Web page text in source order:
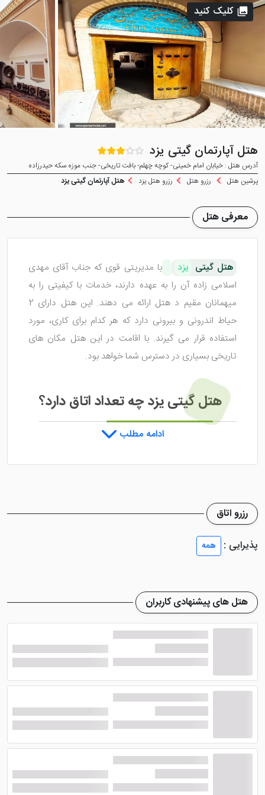
هتل آپارتمان گیتی یزد
آدرس هتل : خیابان امام خمینی- کوچه چهلم- بافت تاریخی- جنب موزه سکه حیدرزاده
پرشین هتل
رزرو هتل رزرو هتل یزد هتل آپارتمان گیتی یزد
کلیک کنید
معرفی هتل
هتل گیتی یزد
با مدیریتی قوی که جناب آقای مهدی
اسلامی زاده آن را به عهده دارند، خدمات با کیفیتی را به
میهمانان مقیم د هتل ارائه می دهند. این هتل دارای 2
حیاط اندرونی و بیرونی دارد که هر کدام برای کاری، مورد
استفاده قرار می گیرند. با اقامت در این هتل مکان های
تاریخی بسیاری در دسترس شما خواهد بود.
هتل گیتی یزد چه تعداد اتاق دارد؟
این هتل یزد امکانات رفاهی مطلوبی برای میهمانان فراهم
هتل زیبای گیتی یزد
شوفاژ، حمام همراه با ملزومات بهداشتی، دمپایی، مینی بار با
هزینه، آباژور، تلفن و ... را تعبیه کرده تا میهمانان در زمان
اقامت هیچ کمبودی نداشته باشند.
رستوران و کافی شاپ هتل گیتی یزد
متاسفانه هتل گیتی یزد
فاقد رستوران می باشد و
میهمانان می توانند از رستوران های مجاور این هتل یزد
استفاده نمایند. اما کافی شاپ این هتل ظرفیتی بالغ بر 30 را
دارا می باش که انواع نوشیدنی های سرد و گرم را در زمان
عصرانه ارائه می دهد. این رستوران کافه خاطره نام دارد.
ادامه مطلب
رزرو اتاق
پذیرایی :
همه
هتل های پیشنهادی کاربران